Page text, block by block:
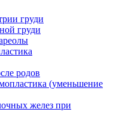
груди
груди
родов
(уменьшение
желез при